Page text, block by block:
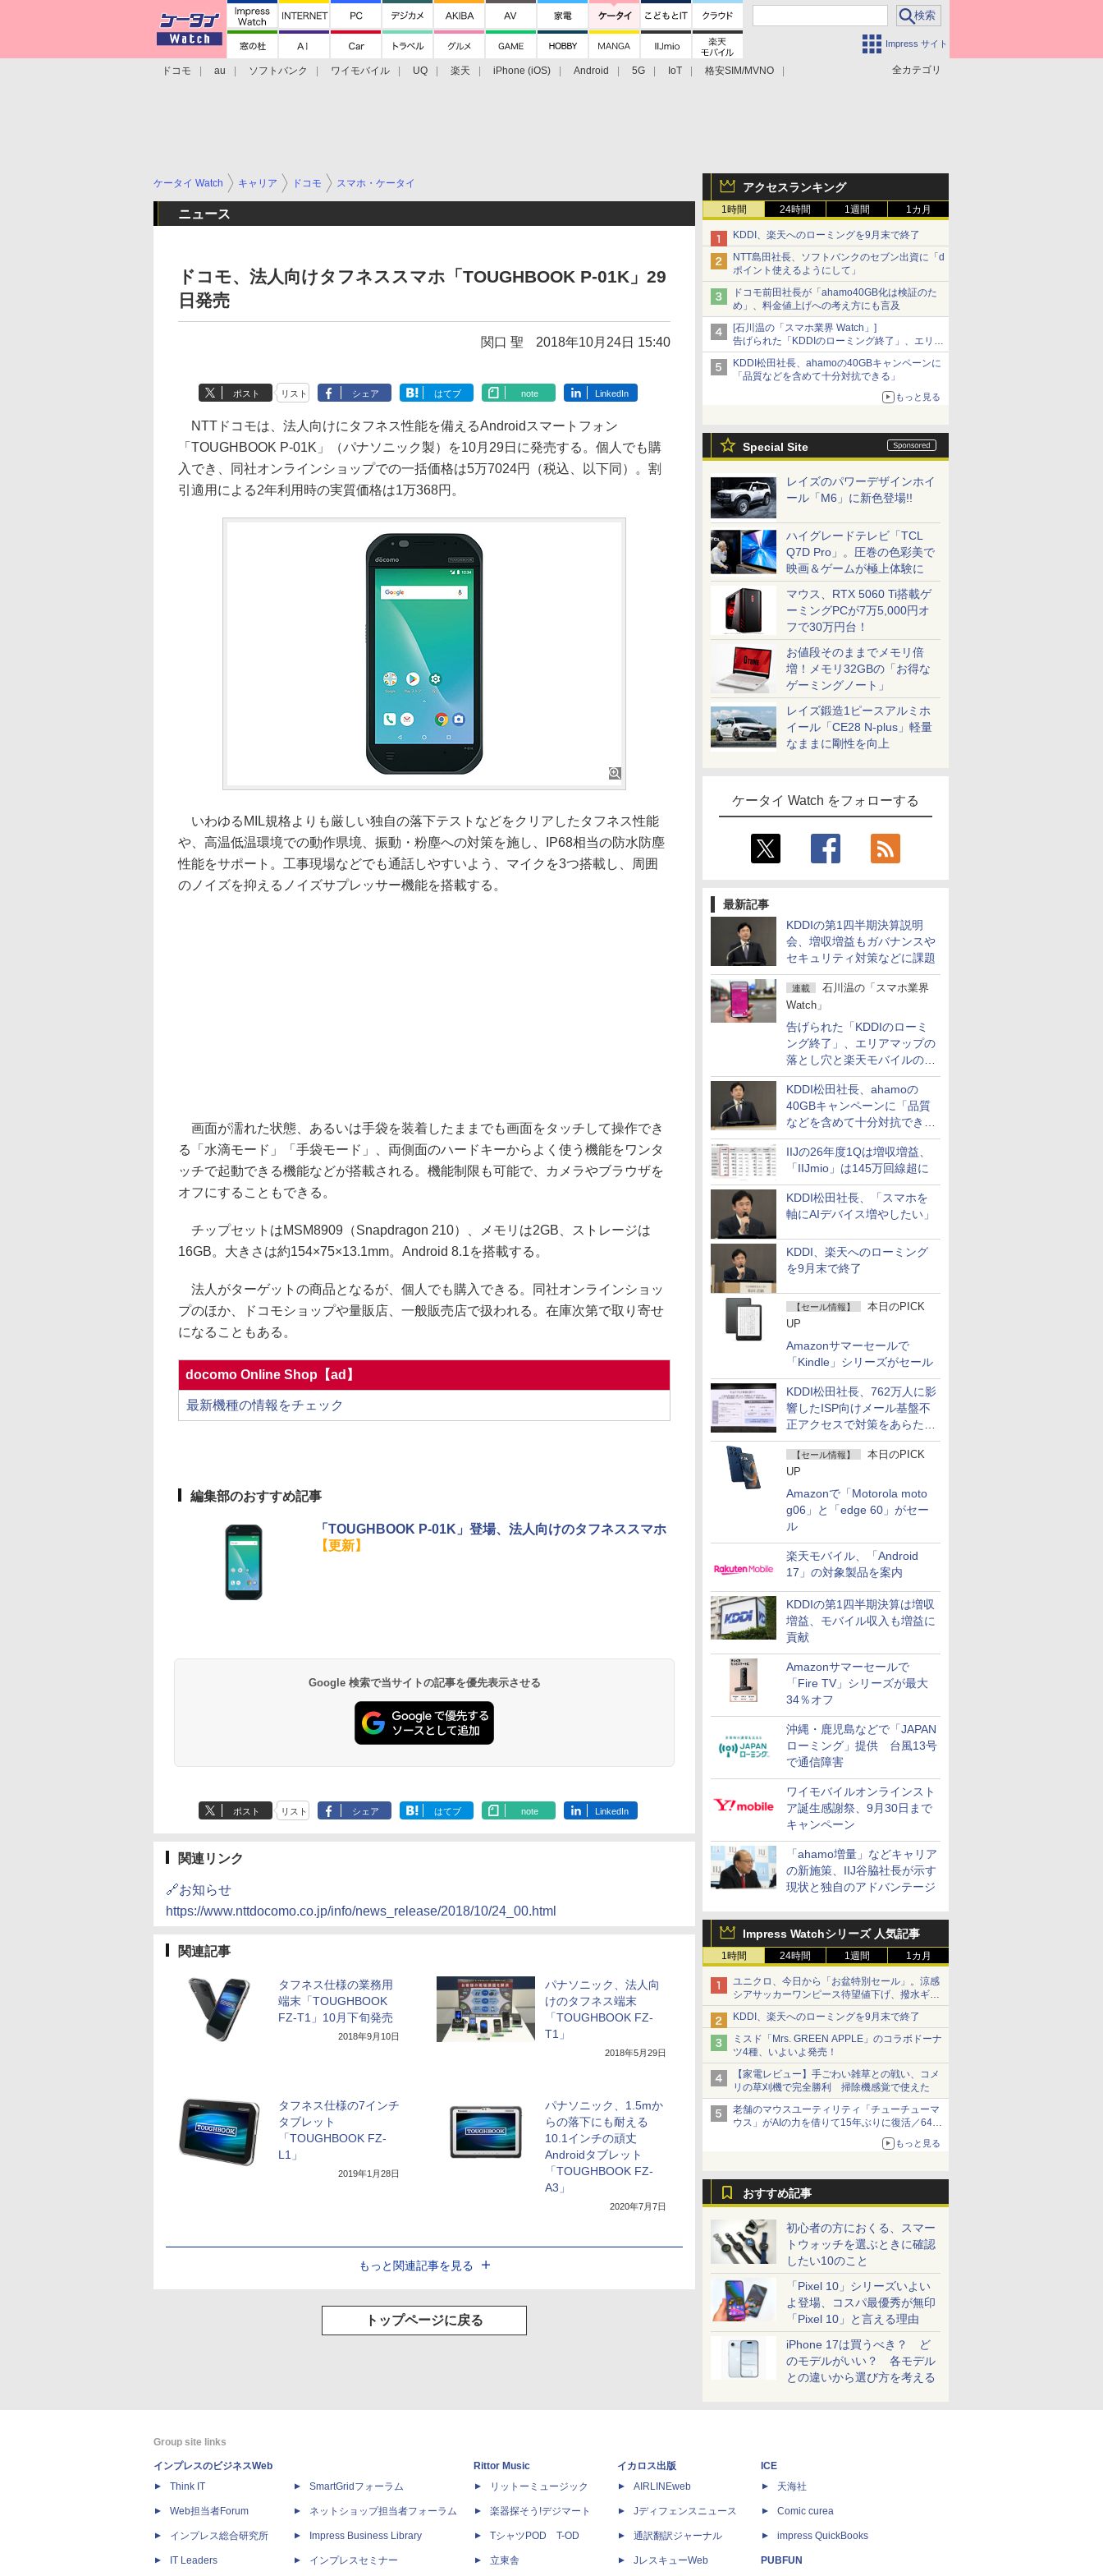
Impress サイト
全カテゴリ
ドコモ au ソフトバンク ワイモバイル UQ 楽天 iPhone (iOS) Android 5G IoT
格安SIM/MVNO
アクセスランキング
1時間 24時間 1週間 1カ月
KDDI、楽天へのローミングを9月末で終了
NTT島田社長、ソフトバンクのセブン出資に「d
ポイント使えるようにして」
ドコモ前田社長が「ahamo40GB化は検証のた
め」、料金値上げへの考え方にも言及
[石川温の「スマホ業界 Watch」]
告げられた「KDDIのローミング終了」、エリア
マップの落とし穴と楽天モバイルの課題
KDDI松田社長、ahamoの40GBキャンペーンに
「品質などを含めて十分対抗できる」
もっと見る
Special Site
レイズのパワーデザインホイ
ール「M6」に新色登場!!
ハイグレードテレビ「TCL
Q7D Pro」。圧巻の色彩美で
映画＆ゲームが極上体験に
マウス、RTX 5060 Ti搭載ゲ
ーミングPCが7万5,000円オ
フで30万円台！
お値段そのままでメモリ倍
増！メモリ32GBの「お得な
ゲーミングノート」
レイズ鍛造1ピースアルミホ
イール「CE28 N-plus」軽量
なままに剛性を向上
ケータイ Watch をフォローする
最新記事
KDDIの第1四半期決算説明
会、増収増益もガバナンスや
セキュリティ対策などに課題
連載
石川温の「スマホ業界
Watch」
告げられた「KDDIのローミ
ング終了」、エリアマップの
落とし穴と楽天モバイルの課
題
KDDI松田社長、ahamoの
40GBキャンペーンに「品質
などを含めて十分対抗でき
る」
IIJの26年度1Qは増収増益、
「IIJmio」は145万回線超に
KDDI松田社長、「スマホを
軸にAIデバイス増やしたい」
KDDI、楽天へのローミング
を9月末で終了
【セール情報】
本日のPICK
UP
Amazonサマーセールで
「Kindle」シリーズがセール
KDDI松田社長、762万人に影
響したISP向けメール基盤不
正アクセスで対策をあらため
て説明
【セール情報】
本日のPICK
UP
Amazonで「Motorola moto
g06」と「edge 60」がセー
ル
楽天モバイル、「Android
17」の対象製品を案内
KDDIの第1四半期決算は増収
増益、モバイル収入も増益に
貢献
Amazonサマーセールで
「Fire TV」シリーズが最大
34％オフ
沖縄・鹿児島などで「JAPAN
ローミング」提供 台風13号
で通信障害
ワイモバイルオンラインスト
ア誕生感謝祭、9月30日まで
キャンペーン
「ahamo増量」などキャリア
の新施策、IIJ谷脇社長が示す
現状と独自のアドバンテージ
Impress Watchシリーズ 人気記事
1時間 24時間 1週間 1カ月
ユニクロ、今日から「お盆特別セール」。涼感
シアサッカーワンピース待望値下げ、撥水ギア
ショーツは1990円に
KDDI、楽天へのローミングを9月末で終了
ミスド「Mrs. GREEN APPLE」のコラボドーナ
ツ4種、いよいよ発売！
【家電レビュー】手ごわい雑草との戦い、コメ
リの草刈機で完全勝利 掃除機感覚で使えた
老舗のマウスユーティリティ「チューチューマ
ウス」がAIの力を借りて15年ぶりに復活／64bit
化、Windows 10/11、「Chrome」も走り回
る。復活記念で2026年末まで500円
もっと見る
おすすめ記事
初心者の方におくる、スマー
トウォッチを選ぶときに確認
したい10のこと
「Pixel 10」シリーズいよい
よ登場、コスパ最優秀が無印
「Pixel 10」と言える理由
iPhone 17は買うべき？ ど
のモデルがいい？ 各モデル
との違いから選び方を考える
ケータイ Watch キャリア ドコモ スマホ・ケータイ
ニュース
ドコモ、法人向けタフネススマホ「TOUGHBOOK P-01K」29
日発売
関口 聖 2018年10月24日 15:40
ポスト リスト シェア はてブ note LinkedIn
NTTドコモは、法人向けにタフネス性能を備えるAndroidスマートフォン
「TOUGHBOOK P-01K」（パナソニック製）を10月29日に発売する。個人でも購
入でき、同社オンラインショップでの一括価格は5万7024円（税込、以下同）。割
引適用による2年利用時の実質価格は1万368円。
いわゆるMIL規格よりも厳しい独自の落下テストなどをクリアしたタフネス性能
や、高温低温環境での動作県境、振動・粉塵への対策を施し、IP68相当の防水防塵
性能をサポート。工事現場などでも通話しやすいよう、マイクを3つ搭載し、周囲
のノイズを抑えるノイズサプレッサー機能を搭載する。
画面が濡れた状態、あるいは手袋を装着したままでも画面をタッチして操作でき
る「水滴モード」「手袋モード」、両側面のハードキーからよく使う機能をワンタ
ッチで起動できる機能などが搭載される。機能制限も可能で、カメラやブラウザを
オフにすることもできる。
チップセットはMSM8909（Snapdragon 210）、メモリは2GB、ストレージは
16GB。大きさは約154×75×13.1mm。Android 8.1を搭載する。
法人がターゲットの商品となるが、個人でも購入できる。同社オンラインショッ
プのほか、ドコモショップや量販店、一般販売店で扱われる。在庫次第で取り寄せ
になることもある。
docomo Online Shop【ad】
最新機種の情報をチェック
編集部のおすすめ記事
「TOUGHBOOK P-01K」登場、法人向けのタフネススマホ
【更新】
Google 検索で当サイトの記事を優先表示させる
ポスト リスト シェア はてブ note LinkedIn
関連リンク
🔗お知らせ
https://www.nttdocomo.co.jp/info/news_release/2018/10/24_00.html
関連記事
タフネス仕様の業務用
端末「TOUGHBOOK
FZ-T1」10月下旬発売
2018年9月10日
パナソニック、法人向
けのタフネス端末
「TOUGHBOOK FZ-
T1」
2018年5月29日
タフネス仕様の7インチ
タブレット
「TOUGHBOOK FZ-
L1」
2019年1月28日
パナソニック、1.5mか
らの落下にも耐える
10.1インチの頑丈
Androidタブレット
「TOUGHBOOK FZ-
A3」
2020年7月7日
もっと関連記事を見る
トップページに戻る
Group site links
インプレスのビジネスWeb
Think IT
Web担当者Forum
インプレス総合研究所
IT Leaders
SmartGridフォーラム
ネットショップ担当者フォーラム
Impress Business Library
インプレスセミナー
Rittor Music
リットーミュージック
楽器探そう!デジマート
TシャツPOD T-OD
立東舎
イカロス出版
AIRLINEweb
Jディフェンスニュース
通訳翻訳ジャーナル
JレスキューWeb
ICE
天海社
Comic curea
impress QuickBooks
PUBFUN